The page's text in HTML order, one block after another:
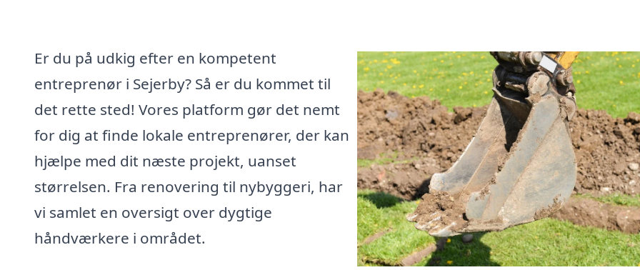
Er du på udkig efter en kompetent
entreprenør i Sejerby? Så er du kommet til
det rette sted! Vores platform gør det nemt
for dig at finde lokale entreprenører, der kan
hjælpe med dit næste projekt, uanset
størrelsen. Fra renovering til nybyggeri, har
vi samlet en oversigt over dygtige
håndværkere i området.